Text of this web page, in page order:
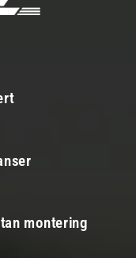
montering